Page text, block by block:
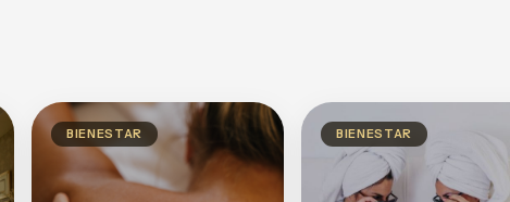
BIENESTAR BIENESTAR